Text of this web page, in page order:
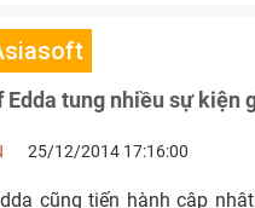
Edda tung nhiều sự kiện
25/12/2014 17:16:00
cũng tiến hành cập